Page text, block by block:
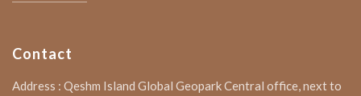
Contact
Address : Qeshm Island Global Geopark Central office, next to